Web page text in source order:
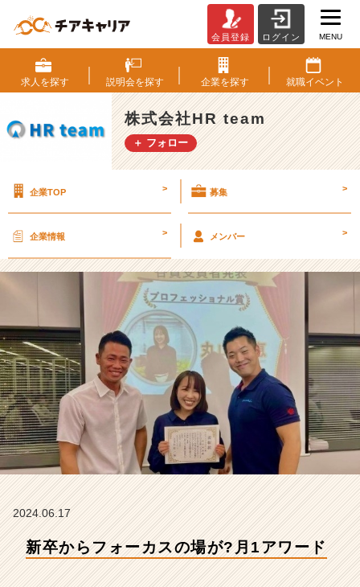
卒
か
ら
フ
ォ
ー
場
1
ア
ワ
ー
ド
【株
式
会
社
H
R
t
e
イ
会員登録 ログイン MENU
求人を探す 説明会を探す 企業を探す 就職イベント
株式会社HR team
＋ フォロー
企業TOP > 募集 >
企業情報 > メンバー >
2024.06.17
新卒からフォーカスの場が?月1アワード